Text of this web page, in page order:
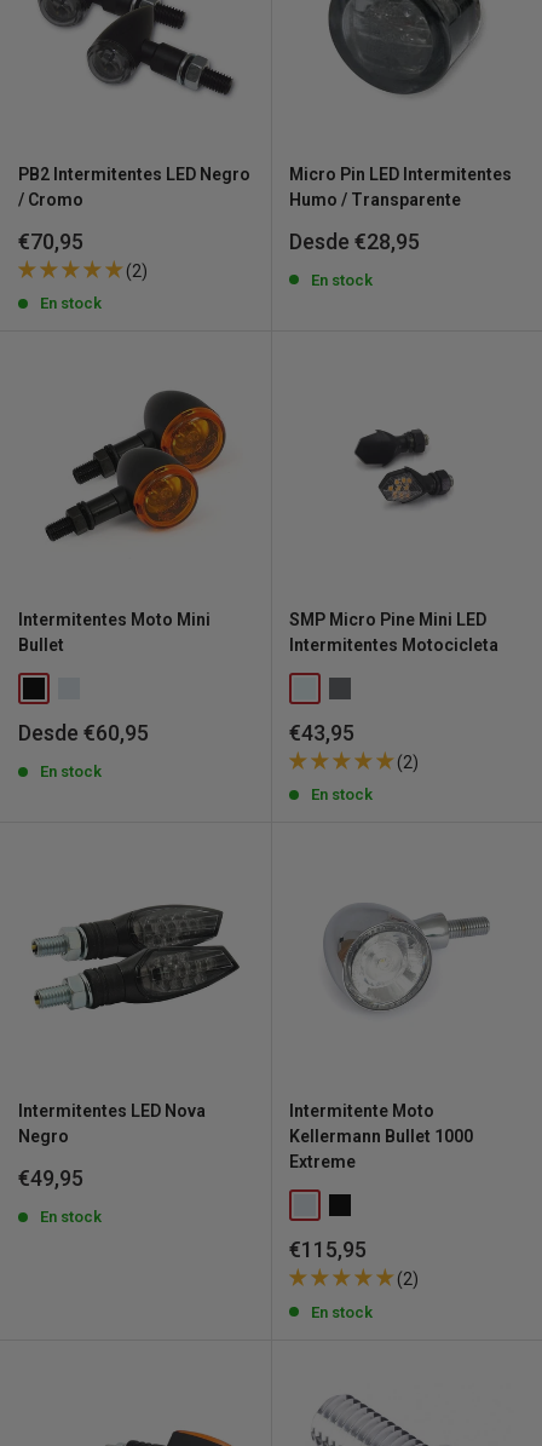
PB2 Intermitentes LED Negro
/ Cromo
Precio
de
venta
€70,95
(2)
En stock
Micro Pin LED Intermitentes
Humo / Transparente
Precio
venta
Desde €28,95
En stock
Intermitentes Moto Mini
Bullet
Precio
venta
Desde €60,95
En stock
SMP Micro Pine Mini LED
Intermitentes Motocicleta
Precio
de
venta
€43,95
(2)
En stock
Intermitentes LED Nova
Negro
Precio
venta
€49,95
En stock
Intermitente Moto
Kellermann Bullet 1000
Extreme
Precio
de
venta
€115,95
(2)
En stock